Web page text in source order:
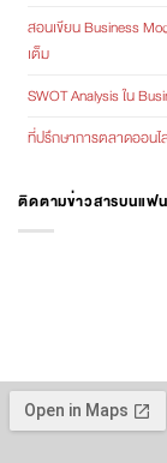
สอนเขียน Business
เต็ม
SWOT Analysis ใน
ที่ปรึกษาการตลาดออนไ
ติดตามข่าวสารบนแฟ